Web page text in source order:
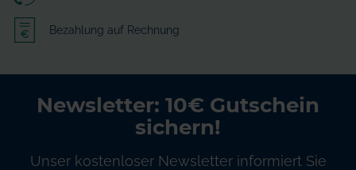
Bezahlung auf Rechnung
Newsletter: 10€ Gutschein
sichern!
Unser kostenloser Newsletter informiert Sie